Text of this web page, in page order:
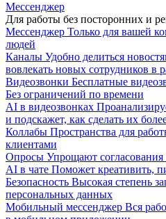
Мессенджер
Для работы без посторонних и
Мессенджер Только для вашей
людей
Каналы Удобно делиться
вовлекать новых сотрудников в
Видеозвонки Бесплатные
Без ограничений по времени
AI в видеозвонках
и подскажет, как сделать их
Коллабы Пространства для
клиентами
Опросы Упрощают
AI в чате Поможет креативить,
Безопасность Высокая степень
персональных данных
Мобильный мессенджер Вся